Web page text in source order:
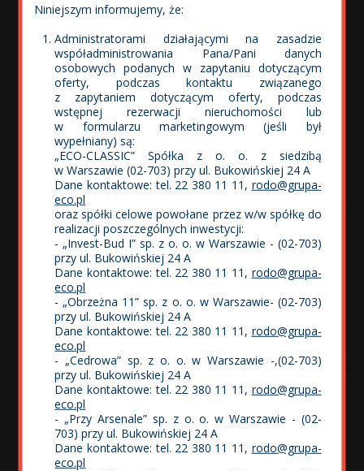
Niniejszym informujemy, że:
Administratorami działającymi na zasadzie
współadministrowania Pana/Pani danych
osobowych podanych w zapytaniu dotyczącym
oferty, podczas kontaktu związanego
z zapytaniem dotyczącym oferty, podczas
wstępnej rezerwacji nieruchomości lub
w formularzu marketingowym (jeśli był
wypełniany) są:
„ECO-CLASSIC” Spółka z o. o. z siedzibą
w Warszawie (02-703) przy ul. Bukowińskiej 24 A
Dane kontaktowe: tel. 22 380 11 11, rodo@grupa-
eco.pl
oraz spółki celowe powołane przez w/w spółkę do
realizacji poszczególnych inwestycji:
- „Invest-Bud I” sp. z o. o. w Warszawie - (02-703)
przy ul. Bukowińskiej 24 A
Dane kontaktowe: tel. 22 380 11 11, rodo@grupa-
eco.pl
- „Obrzeżna 11” sp. z o. o. w Warszawie- (02-703)
przy ul. Bukowińskiej 24 A
Dane kontaktowe: tel. 22 380 11 11, rodo@grupa-
eco.pl
- „Cedrowa” sp. z o. o. w Warszawie -,(02-703)
przy ul. Bukowińskiej 24 A
Dane kontaktowe: tel. 22 380 11 11, rodo@grupa-
eco.pl
- „Przy Arsenale” sp. z o. o. w Warszawie - (02-
703) przy ul. Bukowińskiej 24 A
Dane kontaktowe: tel. 22 380 11 11, rodo@grupa-
eco.pl
miasteczko harmonizujące z jego otoczeniem.
bezpośrednim sąsiedztwie tereny rekreacyjne.
Pomiędzy budynkami wygospodarowano wiele miejsc
do wypoczynku, zielonych skwerków, a część
drzewostanu to istniejący sad owocowy.
Ścieżki i placyki będą oświetlone i urozmaicone
elementami małej architektury.
Do tej pory zrealizowano I - VI etapu osiedla.